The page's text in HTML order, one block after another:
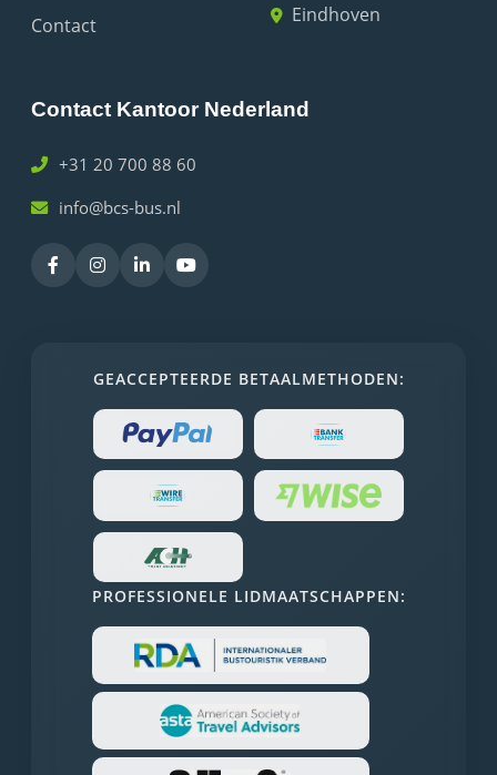
Contact
Eindhoven
Contact Kantoor Nederland
+31 20 700 88 60
info@bcs-bus.nl
GEACCEPTEERDE BETAALMETHODEN:
PROFESSIONELE LIDMAATSCHAPPEN: